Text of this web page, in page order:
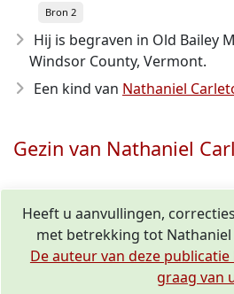
Bron 2
Hij is begraven in Old Bailey
Windsor County, Vermont.
Een kind van Nathaniel
Gezin van Nathaniel
Heeft u aanvullingen,
met betrekking tot Nathaniel
De auteur van deze
graag van